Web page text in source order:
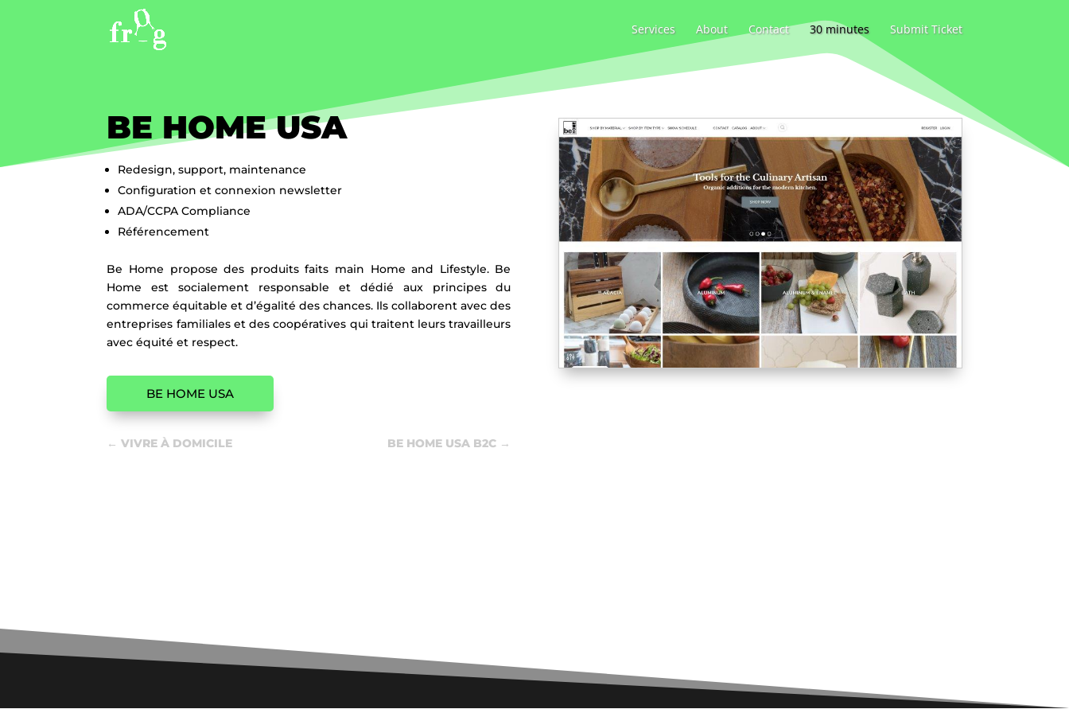
Services About Contact 30 minutes Submit Ticket
BE HOME USA
Redesign, support, maintenance
Configuration et connexion newsletter
ADA/CCPA Compliance
Référencement
Be Home propose des produits faits main Home and Lifestyle. Be
Home est socialement responsable et dédié aux principes du
commerce équitable et d’égalité des chances. Ils collaborent avec des
entreprises familiales et des coopératives qui traitent leurs travailleurs
avec équité et respect.
BE HOME USA
←VIVRE À DOMICILE BE HOME USA B2C →